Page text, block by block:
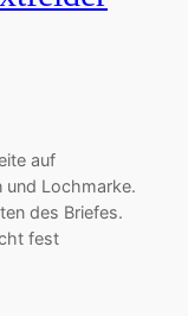
auf
und Lochmarke.
des Briefes.
fest